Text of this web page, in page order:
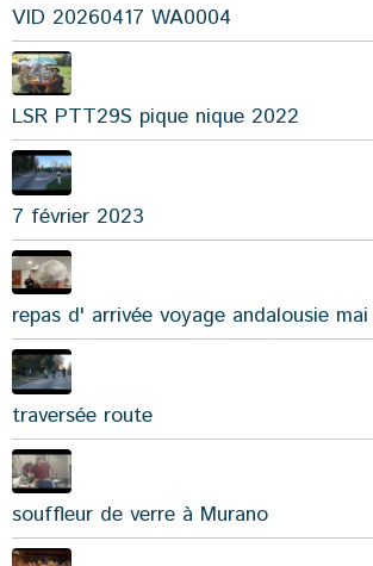
VID 20260417 WA0004
LSR PTT29S pique nique 2022
7 février 2023
repas d' arrivée voyage andalousie
traversée route
souffleur de verre à Murano